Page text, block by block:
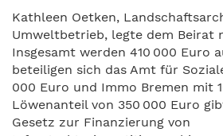
Kathleen Oetken,
Umweltbetrieb, legte dem Beirat
Insgesamt werden 410 000 Euro
beteiligen sich das Amt für
000 Euro und Immo Bremen mit
Löwenanteil von 350 000 Euro
Gesetz zur Finanzierung von